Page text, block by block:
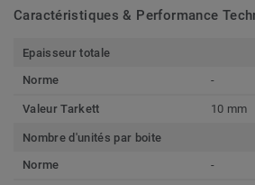
Caractéristiques & Performance
Epaisseur totale
Norme
-
Valeur Tarkett 10 mm
Nombre d'unités par boite
Norme
-